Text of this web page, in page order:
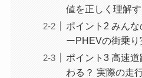
値を正しく理解
ポイント2 みん
ーPHEVの街乗り
ポイント3 高速
わる？ 実際の走